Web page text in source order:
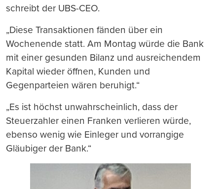
schreibt der UBS-CEO.
„Diese Transaktionen fänden über ein
Wochenende statt. Am Montag würde die Bank
mit einer gesunden Bilanz und ausreichendem
Kapital wieder öffnen, Kunden und
Gegenparteien wären beruhigt.“
„Es ist höchst unwahrscheinlich, dass der
Steuerzahler einen Franken verlieren würde,
ebenso wenig wie Einleger und vorrangige
Gläubiger der Bank.“